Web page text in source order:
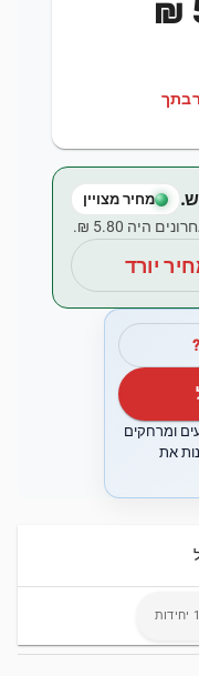
מחיר מצויין
יורד
ומרחקים
את